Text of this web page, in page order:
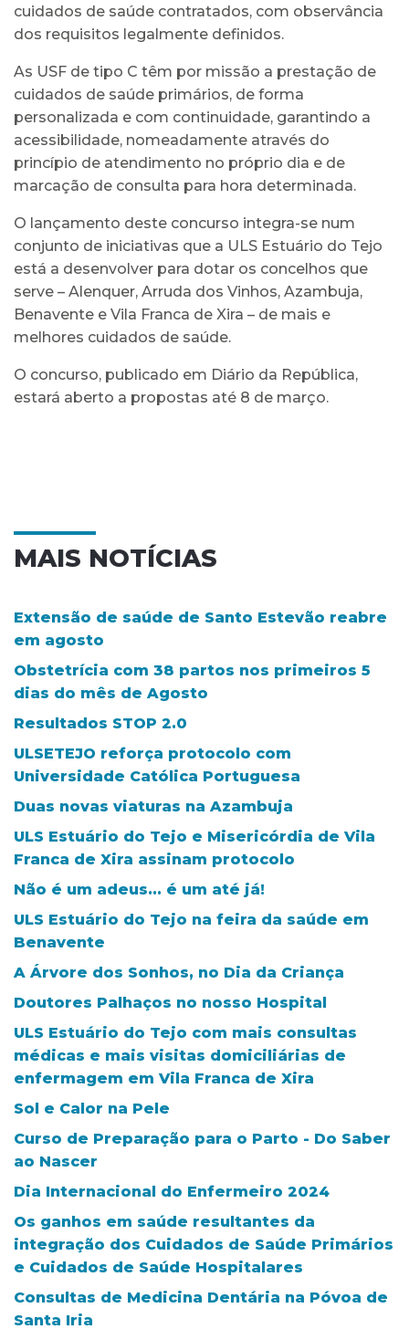
cuidados de saúde contratados, com observância
dos requisitos legalmente definidos.
As USF de tipo C têm por missão a prestação de
cuidados de saúde primários, de forma
personalizada e com continuidade, garantindo a
acessibilidade, nomeadamente através do
princípio de atendimento no próprio dia e de
marcação de consulta para hora determinada.
O lançamento deste concurso integra-se num
conjunto de iniciativas que a ULS Estuário do Tejo
está a desenvolver para dotar os concelhos que
serve – Alenquer, Arruda dos Vinhos, Azambuja,
Benavente e Vila Franca de Xira – de mais e
melhores cuidados de saúde.
O concurso, publicado em Diário da República,
estará aberto a propostas até 8 de março.
MAIS NOTÍCIAS
Extensão de saúde de Santo Estevão reabre
em agosto
Obstetrícia com 38 partos nos primeiros 5
dias do mês de Agosto
Resultados STOP 2.0
ULSETEJO reforça protocolo com
Universidade Católica Portuguesa
Duas novas viaturas na Azambuja
ULS Estuário do Tejo e Misericórdia de Vila
Franca de Xira assinam protocolo
Não é um adeus... é um até já!
ULS Estuário do Tejo na feira da saúde em
Benavente
A Árvore dos Sonhos, no Dia da Criança
Doutores Palhaços no nosso Hospital
ULS Estuário do Tejo com mais consultas
médicas e mais visitas domiciliárias de
enfermagem em Vila Franca de Xira
Sol e Calor na Pele
Curso de Preparação para o Parto - Do Saber
ao Nascer
Dia Internacional do Enfermeiro 2024
Os ganhos em saúde resultantes da
integração dos Cuidados de Saúde Primários
e Cuidados de Saúde Hospitalares
Consultas de Medicina Dentária na Póvoa de
Santa Iria